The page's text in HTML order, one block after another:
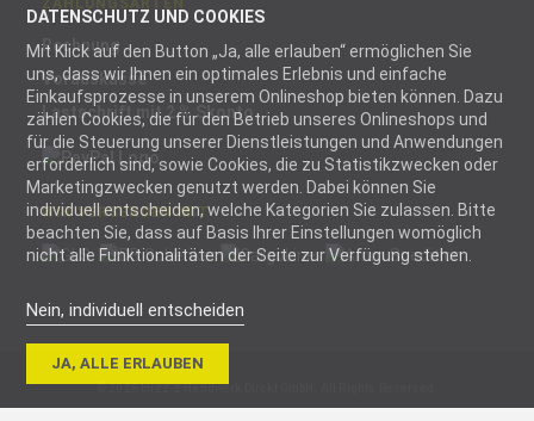
DATENSCHUTZ UND COOKIES
Mit Klick auf den Button „Ja, alle erlauben“ ermöglichen Sie
uns, dass wir Ihnen ein optimales Erlebnis und einfache
Einkaufsprozesse in unserem Onlineshop bieten können. Dazu
zählen Cookies, die für den Betrieb unseres Onlineshops und
für die Steuerung unserer Dienstleistungen und Anwendungen
erforderlich sind, sowie Cookies, die zu Statistikzwecken oder
Marketingzwecken genutzt werden. Dabei können Sie
individuell entscheiden, welche Kategorien Sie zulassen. Bitte
beachten Sie, dass auf Basis Ihrer Einstellungen womöglich
nicht alle Funktionalitäten der Seite zur Verfügung stehen.
Nein, individuell entscheiden
Cookies helfen
JA, ALLE ERLAUBEN
Rechnung
Vorauskasse
Lastschrift mit 2 % Skonto
WIR VERSENDEN MIT
© 2026 blizz-z Handwerk Direkt GmbH. All Rights Reserved.